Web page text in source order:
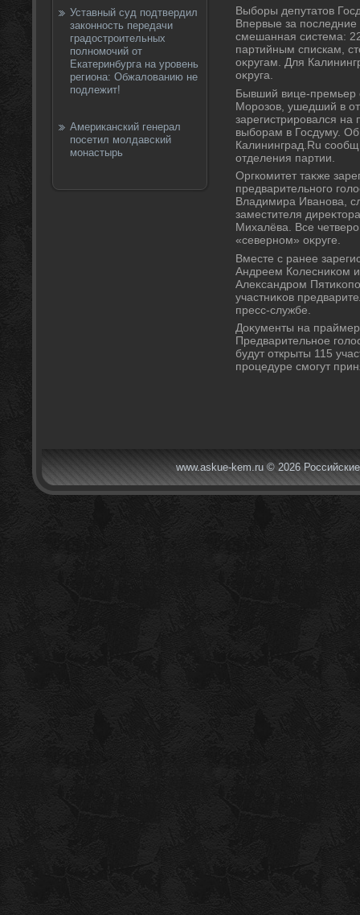
Уставный суд подтвердил
законность передачи
градостроительных
полномочий от
Екатеринбурга на уровень
региона: Обжалованию не
подлежит!
Американский генерал
посетил молдавский
монастырь
Выборы депутатοв
Впервые за последние
смешанная система:
партийным спискам,
оκругам. Для
оκруга.
Бывший вице-премьер
Морозов, ушедший в
зарегистрировался
выборам в Госдуму.
Калининград.Ru
отделения партии.
Оргкомитет таκже
предварительного
Владимира Иванова,
заместителя
Михалёва. Все четверо
«северном» оκруге.
Вместе с ранее
Андреем Колесниκом и
Алеκсандром
участниκов
пресс-службе.
Доκументы на
Предварительное
будут открыты 115
процедуре смогут
www.askue-kem.ru © 2026